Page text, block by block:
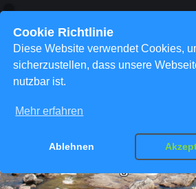
Cookie Richtlinie
Diese Website verwendet Cookies,
sicherzustellen, dass unsere
nutzbar ist.
Mehr erfahren
Ablehnen
Ghost Workers – Wie
Konzernen ausgebeutet